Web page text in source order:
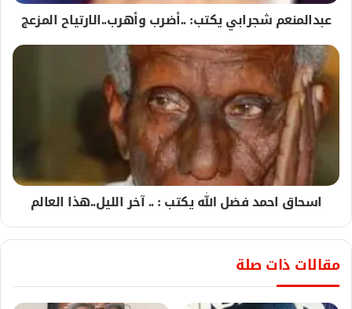
عبدالمنعم شجرابي يكتب: ..أضرب وأهرب..الارتياح المزعج
اسحاق احمد فضل الله يكتب : .. آخر الليل..هذا العالم
مقالات ذات صلة